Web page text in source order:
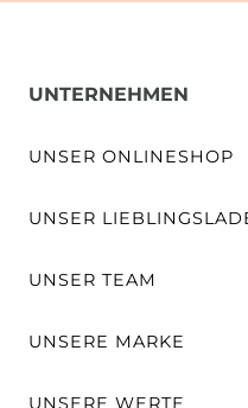
UNTERNEHMEN
UNSER ONLINESHOP
UNSER
UNSER TEAM
UNSERE MARKE
UNSERE WERTE